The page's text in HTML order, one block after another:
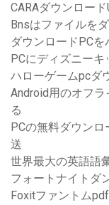
CARAダウンロード
Bnsはファイルを
ダウンロードPCを
PCにディズニー
ハローゲームpcダ
Android用のオフ
る
PCの無料ダウン
送
世界最大の英語語
フォートナイトダ
Foxitファントム